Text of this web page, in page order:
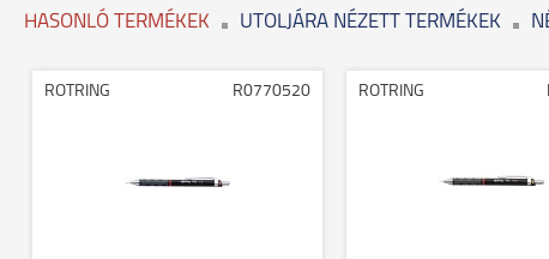
HASONLÓ TERMÉKEK UTOLJÁRA NÉZETT TERMÉKEK
ROTRING R0770520 ROTRING